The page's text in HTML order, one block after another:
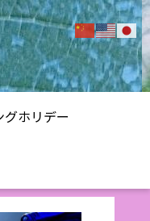
グホリデー